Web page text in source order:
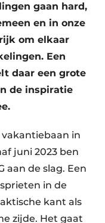
gaan hard,
en in onze
om elkaar
Een
daar een grote
de inspiratie
in
juni 2023 ben
aan de slag. Een
in de
kant als
zijde. Het gaat